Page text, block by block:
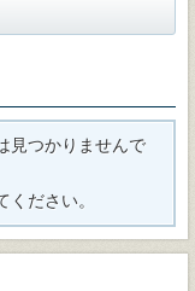
見つかりませんで
ださい。